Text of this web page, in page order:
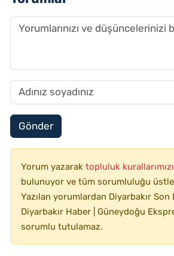
Gönder
Yorum yazarak topluluk kurallarımızı
bulunuyor ve tüm sorumluluğu
Yazılan yorumlardan Diyarbakır Son
Diyarbakır Haber | Güneydoğu
sorumlu tutulamaz.